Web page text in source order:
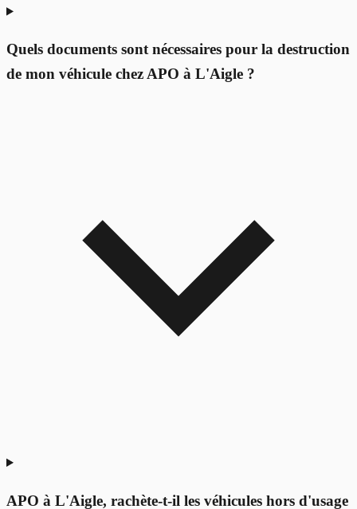
Quels documents sont nécessaires pour la destruction
de mon véhicule chez APO à L'Aigle ?
APO à L'Aigle, rachète-t-il les véhicules hors d'usage